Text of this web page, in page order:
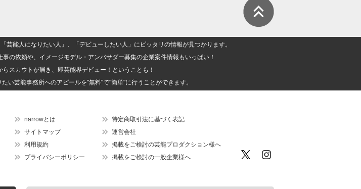
能人になりたい人」、「デビューしたい人」にピッタリの情報が見つかります。
の依頼や、イメージモデル・アンバサダー募集の企業案件情報もいっぱい！
スカウトが届き、即芸能界デビュー！ということも！
い芸能事務所へのアピールを"無料"で"簡単"に行うことができます。
narrowとは
サイトマップ
利用規約
プライバシーポリシー
特定商取引法に基づく表記
運営会社
掲載をご検討の芸能プロダクション様へ
掲載をご検討の一般企業様へ